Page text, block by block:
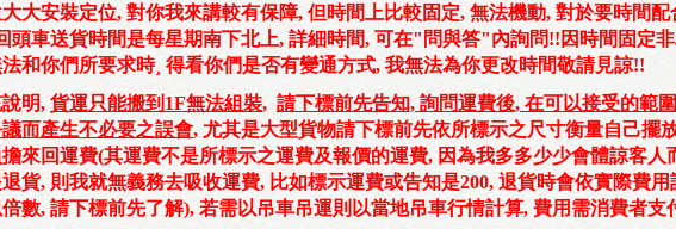
大安裝定位, 對你我來講較有保障, 但時間上比較固定, 無法機動, 對於要時間
頭車送貨時間是每星期南下北上, 詳細時間, 可在"問與答"內詢問!!因時間固定
和你們所要求時¸ 得看你們是否有變通方式, 我無法為你更改時間敬請見諒!!
明, 貨運只能搬到1F無法組裝, 請下標前先告知, 詢問運費後, 在可以接受的範
而產生不必要之誤會, 尤其是大型貨物請下標前先依所標示之尺寸衡量自己擺
來回運費(其運費不是所標示之運費及報價的運費, 因為我多多少少會體諒客人
貨, 則我就無義務去吸收運費, 比如標示運費或告知是200, 退貨時會依實際費
數, 請下標前先了解), 若需以吊車吊運則以當地吊車行情計算, 費用需消費者支